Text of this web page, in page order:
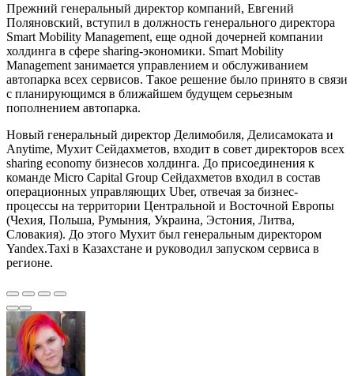
Прежний генеральный директор компаний, Евгений
Поляновский, вступил в должность генерального директора
Smart Mobility Management, еще одной дочерней компании
холдинга в сфере sharing-экономики. Smart Mobility
Management занимается управлением и обслуживанием
автопарка всех сервисов. Такое решение было принято в связи
с планирующимся в ближайшем будущем серьезным
пополнением автопарка.
Новый генеральный директор Делимобиля, Делисамоката и
Anytime, Мухит Сейдахметов, входит в совет директоров всех
sharing economy бизнесов холдинга. До присоединения к
команде Micro Capital Group Сейдахметов входил в состав
операционных управляющих Uber, отвечая за бизнес-
процессы на территории Центральной и Восточной Европы
(Чехия, Польша, Румыния, Украина, Эстония, Литва,
Словакия). До этого Мухит был генеральным директором
Yandex.Taxi в Казахстане и руководил запуском сервиса в
регионе.